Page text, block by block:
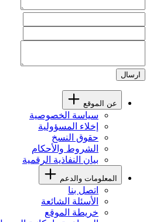
ارسال
عن الموقع
سياسة الخصوصية
إخلاء المسؤولية
حقوق النسخ
الشروط والأحكام
بيان النفاذية الرقمية
المعلومات والدعم
اتصل بنا
الأسئلة الشائعة
خريطة الموقع